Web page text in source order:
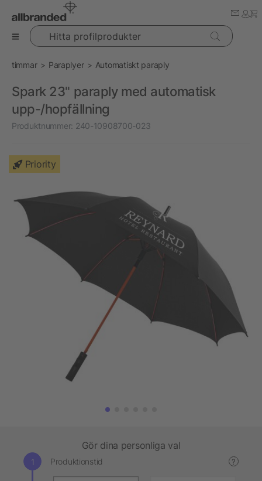
Hitta profilprodukter
timmar Paraplyer Automatiskt paraply
Spark 23" paraply med automatisk
upp-/hopfällning
Produktnummer: 240-10908700-023
Priority
Gör dina personliga val
Produktionstid ?